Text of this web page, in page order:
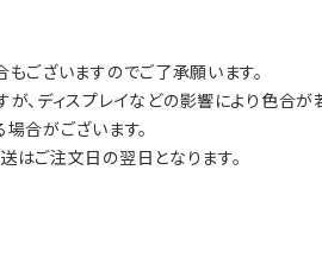
ございますのでご了承願います。
ディスプレイなどの影響により色合が
合がございます。
ご注文日の翌日となります。